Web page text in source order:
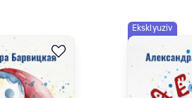
Eksklyuziv